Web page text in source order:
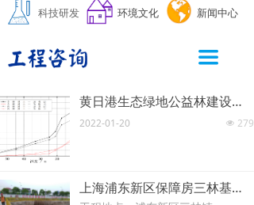
科技研发 环境文化 新闻中心
工程物探
变形监测
场地调查
土壤修复
水土保持
끀
工程物探
变形监测
场地调查
土壤修复
水土保持
技术专利
员工风采
员工天地
员工心语
黄日港生态绿地公益林建设项目堆土咨询项目
넶 279
2022-01-20
上海浦东新区保障房三林基地06-01地块